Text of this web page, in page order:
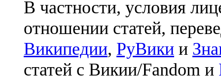
В частности, условия
отношении статей,
Википедии, РуВики и
статей с Викии/Fandom и